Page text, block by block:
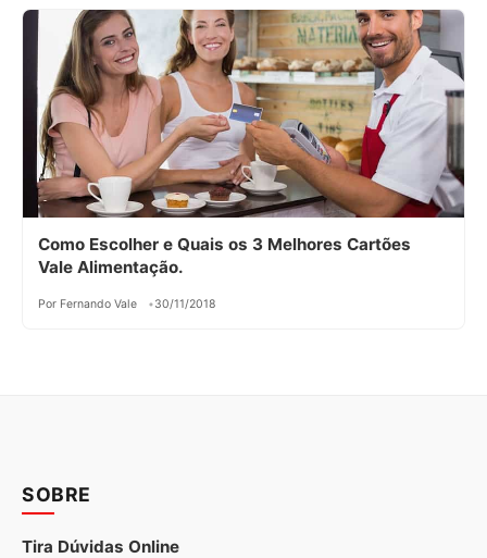
Como Escolher e Quais os 3 Melhores Cartões
Vale Alimentação.
Por Fernando Vale 30/11/2018
SOBRE
Tira Dúvidas Online